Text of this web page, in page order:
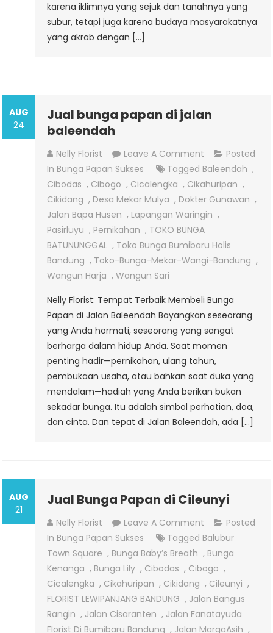
karena iklimnya yang sejuk dan tanahnya yang
subur, tetapi juga karena budaya masyarakatnya
yang akrab dengan […]
AUG
24
Jual bunga papan di jalan
baleendah
Nelly Florist Leave A Comment On
Jual
Bunga
Papan
Di
Jalan
Baleendah
Posted
In Bunga Papan Sukses Tagged Baleendah ,
Cibodas , Cibogo , Cicalengka , Cikahuripan ,
Cikidang , Desa Mekar Mulya , Dokter Gunawan ,
Jalan Bapa Husen , Lapangan Waringin ,
Pasirluyu , Pernikahan , TOKO BUNGA
BATUNUNGGAL , Toko Bunga Bumibaru Holis
Bandung , Toko-Bunga-Mekar-Wangi-Bandung ,
Wangun Harja ,Wangun Sari
Nelly Florist: Tempat Terbaik Membeli Bunga
Papan di Jalan Baleendah Bayangkan seseorang
yang Anda hormati, seseorang yang sangat
berharga dalam hidup Anda. Saat momen
penting hadir—pernikahan, ulang tahun,
pembukaan usaha, atau bahkan saat duka yang
mendalam—hadiah yang Anda berikan bukan
sekadar bunga. Itu adalah simbol perhatian, doa,
dan cinta. Dan tepat di Jalan Baleendah, ada […]
AUG
21
Jual Bunga Papan di Cileunyi
Nelly Florist Leave A Comment On
Jual
Bunga
Papan
Di
Cileunyi
Posted
In Bunga Papan Sukses Tagged Balubur
Town Square , Bunga Baby’s Breath , Bunga
Kenanga , Bunga Lily , Cibodas , Cibogo ,
Cicalengka , Cikahuripan , Cikidang , Cileunyi ,
FLORIST LEWIPANJANG BANDUNG , Jalan Bangus
Rangin , Jalan Cisaranten , Jalan Fanatayuda
Florist Di Bumibaru Bandung , Jalan MargaAsih ,